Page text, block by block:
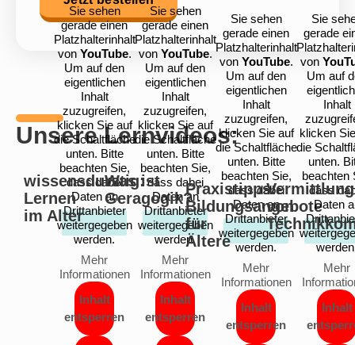
Unsere Lernvideos:
Sie sehen
gerade einen
Platzhalterinhalt
von YouTube.
Um auf den
eigentlichen
Inhalt
zuzugreifen,
klicken Sie auf
die Schaltfläche
unten. Bitte
beachten Sie,
dass dabei
Daten an
Drittanbieter
weitergegeben
werden.
Mehr
Informationen
Inhalt
entsperren
wissensdurstig:
Lernen
im Alter
Sie sehen
gerade einen
Platzhalterinhalt
von YouTube.
Um auf den
eigentlichen
Inhalt
zuzugreifen,
klicken Sie auf
die Schaltfläche
unten. Bitte
beachten Sie,
dass dabei
Daten an
Drittanbieter
weitergegeben
werden.
Mehr
Informationen
Inhalt
entsperren
Was ist
Geragogik?
Sie sehen
gerade einen
Platzhalterinhalt
von YouTube.
Um auf den
eigentlichen
Inhalt
zuzugreifen,
klicken Sie auf
die Schaltfläche
unten. Bitte
beachten Sie,
dass dabei
Daten an
Drittanbieter
weitergegeben
werden.
Mehr
Informationen
Inhalt
entsperren
Praxistipps:
Bildungsangebote
für
Ältere
Sie
gerade
von
Um auf
Inhalt
klicken
die
unten.
beachten
dass
Daten
Mehr
Inhalt
Vermittlung
von